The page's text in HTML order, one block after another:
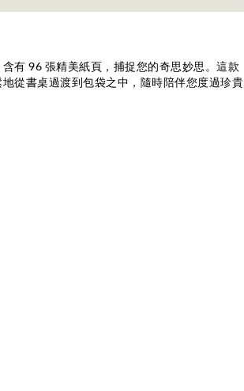
有 96 張精美紙頁，捕捉您的奇思妙思。這款
從書桌過渡到包袋之中，隨時陪伴您度過珍貴